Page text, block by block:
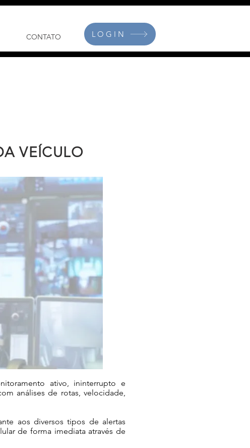
CONTATO LOGIN
VEÍCULO
ativo, ininterrupto e
análises de rotas, velocidade,
aos diversos tipos de alertas
de forma imediata através de